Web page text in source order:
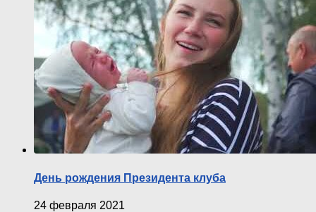
День рождения Президента клуба
24 февраля 2021